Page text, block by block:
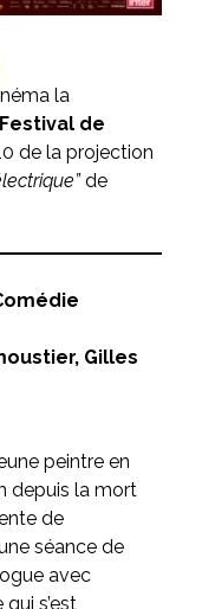
la
de
de la projection
de
Gilles
peintre en
depuis la mort
de
séance de
avec
s’est